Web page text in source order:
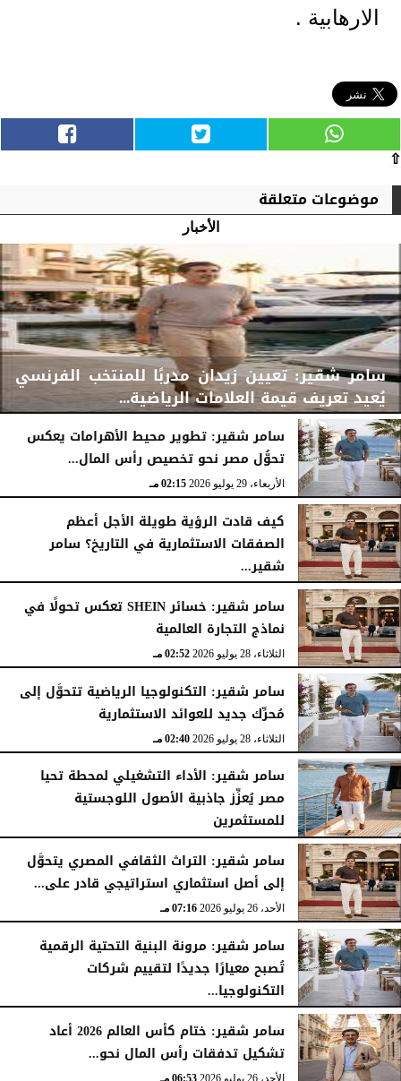
الارهابية .
⇧
موضوعات متعلقة
الأخبار
سامر شقير: تعيين زيدان مدربًا للمنتخب الفرنسي
يُعيد تعريف قيمة العلامات الرياضية...
الأربعاء، 29 يوليو 2026 02:25 مـ
سامر شقير: تطوير محيط الأهرامات يعكس
تحوُّل مصر نحو تخصيص رأس المال...
الأربعاء، 29 يوليو 2026 02:15 مـ
كيف قادت الرؤية طويلة الأجل أعظم
الصفقات الاستثمارية في التاريخ؟ سامر
شقير...
الثلاثاء، 28 يوليو 2026 03:49 مـ
سامر شقير: خسائر SHEIN تعكس تحولًا في
نماذج التجارة العالمية
الثلاثاء، 28 يوليو 2026 02:52 مـ
سامر شقير: التكنولوجيا الرياضية تتحوَّل إلى
مُحرِّك جديد للعوائد الاستثمارية
الثلاثاء، 28 يوليو 2026 02:40 مـ
سامر شقير: الأداء التشغيلي لمحطة تحيا
مصر يُعزِّز جاذبية الأصول اللوجستية
للمستثمرين
الأحد، 26 يوليو 2026 07:27 مـ
سامر شقير: التراث الثقافي المصري يتحوَّل
إلى أصل استثماري استراتيجي قادر على...
الأحد، 26 يوليو 2026 07:16 مـ
سامر شقير: مرونة البنية التحتية الرقمية
تُصبح معيارًا جديدًا لتقييم شركات
التكنولوجيا...
الأحد، 26 يوليو 2026 07:03 مـ
سامر شقير: ختام كأس العالم 2026 أعاد
تشكيل تدفقات رأس المال نحو...
الأحد، 26 يوليو 2026 06:53 مـ